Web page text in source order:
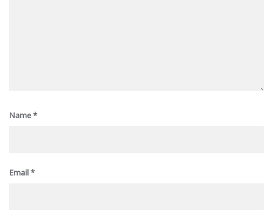
Name*
Email*